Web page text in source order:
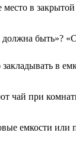
в
быть»?
в
при
емкости